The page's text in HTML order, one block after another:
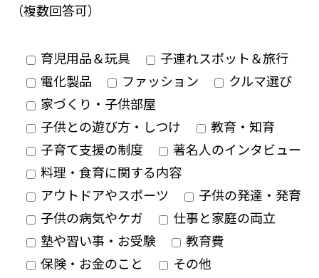
（複数回答可）
育児用品＆玩具
子連れスポット＆旅行
電化製品
ファッション
クルマ選び
家づくり・子供部屋
子供との遊び方・しつけ
教育・知育
子育て支援の制度
著名人のインタビュー
料理・食育に関する内容
アウトドアやスポーツ
子供の発達・発育
子供の病気やケガ
仕事と家庭の両立
塾や習い事・お受験
教育費
保険・お金のこと
その他